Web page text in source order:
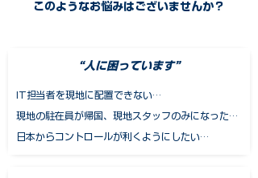
このようなお悩みはございませんか？
“人に困っています”
IT担当者を現地に配置できない…
現地の駐在員が帰国、現地スタッフのみになった…
日本からコントロールが利くようにしたい…